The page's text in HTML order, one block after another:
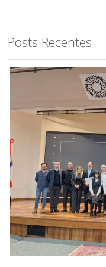
Posts Recentes